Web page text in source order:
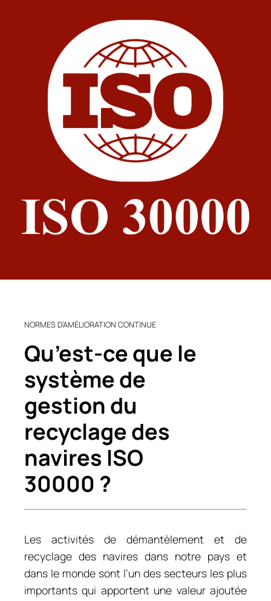
NORMES D’AMÉLIORATION CONTINUE
Qu’est-ce que le
système de
gestion du
recyclage des
navires ISO
30000 ?
Les activités de démantèlement et de
recyclage des navires dans notre pays et
dans le monde sont l’un des secteurs les plus
importants qui apportent une valeur ajoutée